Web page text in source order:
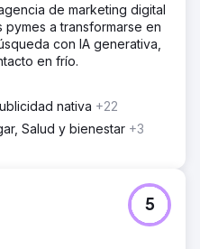
de marketing digital
a transformarse en
con IA generativa,
en frío.
nativa +22
Salud y bienestar +3
5